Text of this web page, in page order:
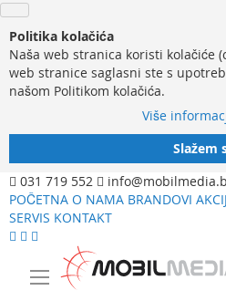
Politika kolačića
Naša web stranica koristi kolačiće
web stranice saglasni ste s
našom Politikom kolačića.
Više
Slažem
031 719 552
POČETNA O NAMA BRANDOVI
SERVIS KONTAKT